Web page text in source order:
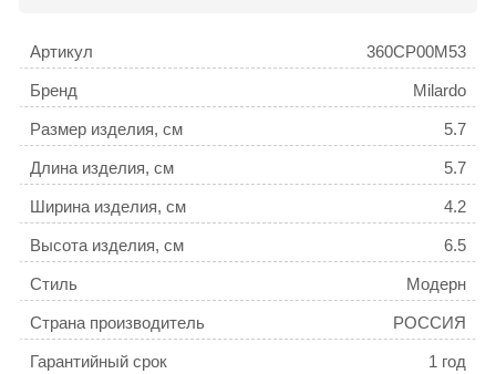
Артикул 360CP00M53
Бренд Milardo
Размер изделия, см 5.7
Длина изделия, см 5.7
Ширина изделия, см 4.2
Высота изделия, см 6.5
Стиль Модерн
Страна производитель РОССИЯ
Гарантийный срок 1 год